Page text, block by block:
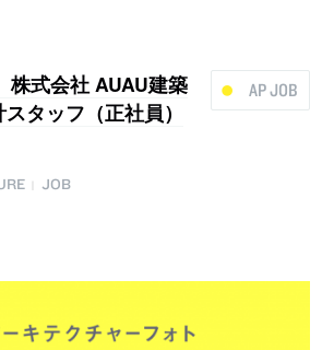
AP JOB
株式会社 AUAU建築
タッフ（正社員）
JOB